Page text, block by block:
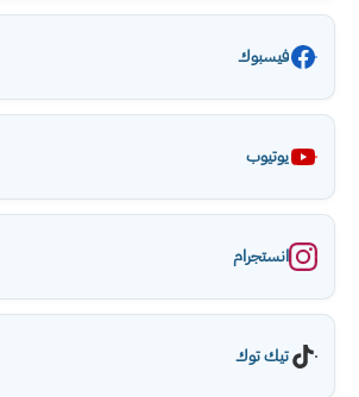
فيسبوك
يوتيوب
انستجرام
تيك توك